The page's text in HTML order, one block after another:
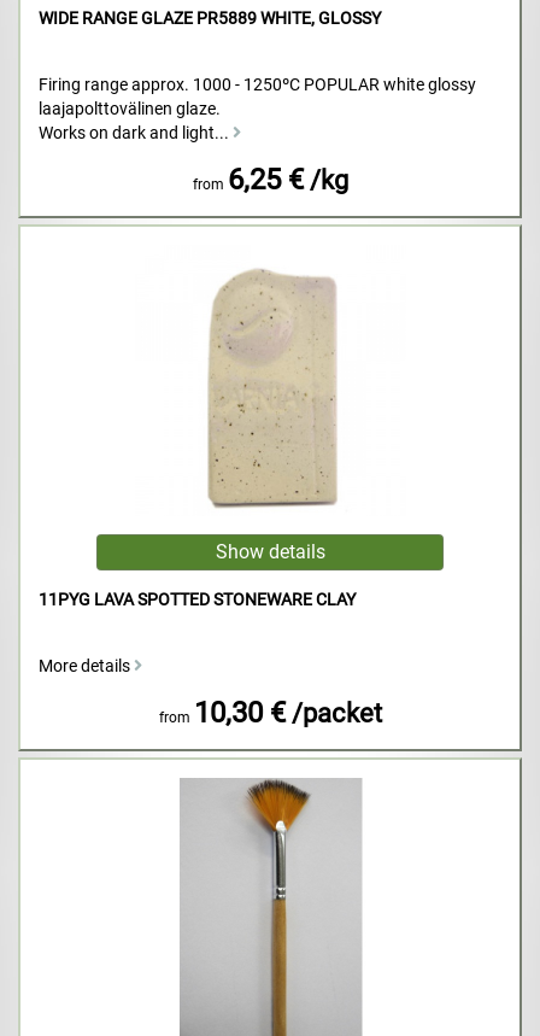
WIDE RANGE GLAZE PR5889 WHITE, GLOSSY
Firing range approx. 1000 - 1250ºC POPULAR white glossy
laajapolttovälinen glaze.
Works on dark and light...
from 6,25 € /kg
11PYG LAVA SPOTTED STONEWARE CLAY
More details
from 10,30 € /packet